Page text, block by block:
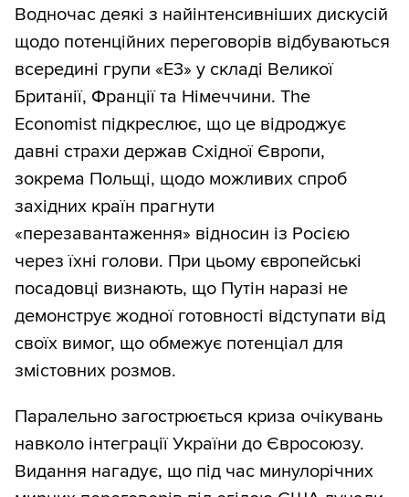
Водночас деякі з найінтенсивніших дискусій
щодо потенційних переговорів відбуваються
всередині групи «E3» у складі Великої
Британії, Франції та Німеччини. The
Economist підкреслює, що це відроджує
давні страхи держав Східної Європи,
зокрема Польщі, щодо можливих спроб
західних країн прагнути
«перезавантаження» відносин із Росією
через їхні голови. При цьому європейські
посадовці визнають, що Путін наразі не
демонструє жодної готовності відступати від
своїх вимог, що обмежує потенціал для
змістовних розмов.
Паралельно загострюється криза очікувань
навколо інтеграції України до Євросоюзу.
Видання нагадує, що під час минулорічних